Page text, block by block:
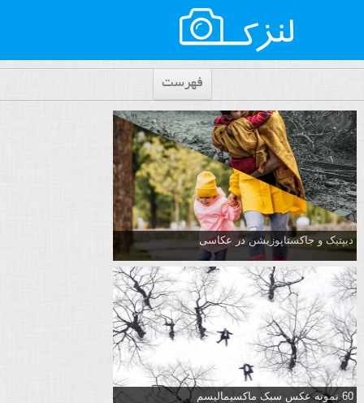
فهرست
دیپتیک و جاکستا‌پوزیشن در عکاسی
60 نمونه عکس سبک ماکسیمالیسم